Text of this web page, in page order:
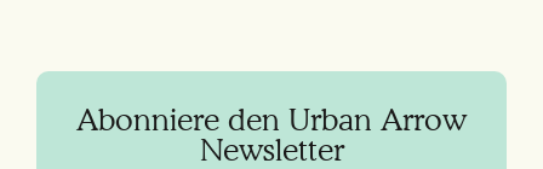
Abonniere den Urban Arrow
Newsletter